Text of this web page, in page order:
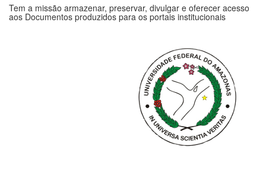
Tem a missão armazenar, preservar, divulgar e oferecer acesso
aos Documentos produzidos para os portais institucionais